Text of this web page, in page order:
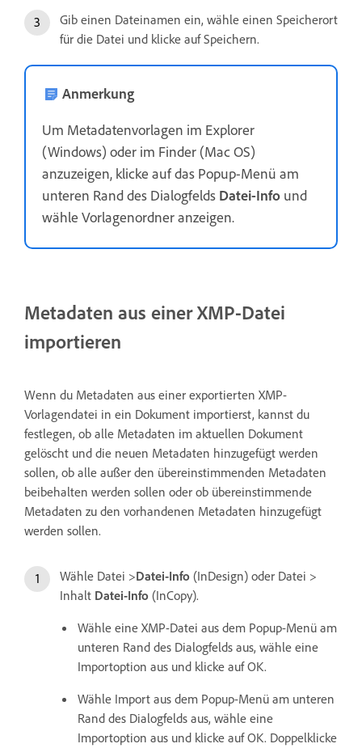
Gib einen Dateinamen ein, wähle einen Speicherort
für die Datei und klicke auf Speichern.
Anmerkung
Um Metadatenvorlagen im Explorer
(Windows) oder im Finder (Mac OS)
anzuzeigen, klicke auf das Popup-Menü am
unteren Rand des Dialogfelds Datei-Info und
wähle Vorlagenordner anzeigen.
Metadaten aus einer XMP-Datei
importieren
Wenn du Metadaten aus einer exportierten XMP-
Vorlagendatei in ein Dokument importierst, kannst du
festlegen, ob alle Metadaten im aktuellen Dokument
gelöscht und die neuen Metadaten hinzugefügt werden
sollen, ob alle außer den übereinstimmenden Metadaten
beibehalten werden sollen oder ob übereinstimmende
Metadaten zu den vorhandenen Metadaten hinzugefügt
werden sollen.
Wähle Datei >Datei-Info (InDesign) oder Datei >
Inhalt Datei-Info (InCopy).
Wähle eine XMP-Datei aus dem Popup-Menü am
unteren Rand des Dialogfelds aus, wähle eine
Importoption aus und klicke auf OK.
Wähle Import aus dem Popup-Menü am unteren
Rand des Dialogfelds aus, wähle eine
Importoption aus und klicke auf OK. Doppelklicke